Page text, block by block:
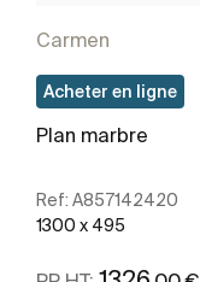
Carmen
Acheter en ligne
Plan marbre
Ref: A857142420
1300 x 495